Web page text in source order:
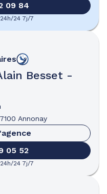
09 84
24 7j/7
Besset -
Annonay
05 52
24 7j/7